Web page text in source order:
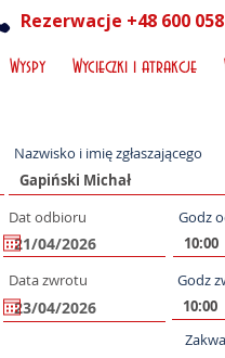
Rezerwacje +48 600
Wyspy Wycieczki i atrakcje
Nazwisko i imię zgłaszającego
Dat odbioru Godz
Data zwrotu Godz